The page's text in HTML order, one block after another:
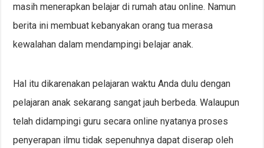
masih menerapkan belajar di rumah atau online. Namun
berita ini membuat kebanyakan orang tua merasa
kewalahan dalam mendampingi belajar anak.
Hal itu dikarenakan pelajaran waktu Anda dulu dengan
pelajaran anak sekarang sangat jauh berbeda. Walaupun
telah didampingi guru secara online nyatanya proses
penyerapan ilmu tidak sepenuhnya dapat diserap oleh